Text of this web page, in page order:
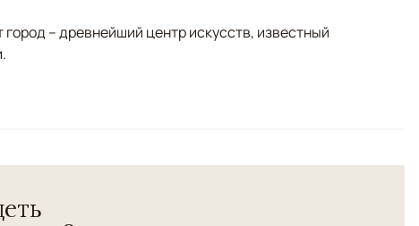
– древнейший центр искусств, известный